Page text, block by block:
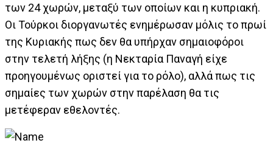
των 24 χωρών, μεταξύ των οποίων και η κυπριακή.
Οι Τούρκοι διοργανωτές ενημέρωσαν μόλις το πρωί
της Κυριακής πως δεν θα υπήρχαν σημαιοφόροι
στην τελετή λήξης (η Νεκταρία Παναγή είχε
προηγουμένως οριστεί για το ρόλο), αλλά πως τις
σημαίες των χωρών στην παρέλαση θα τις
μετέφεραν εθελοντές.